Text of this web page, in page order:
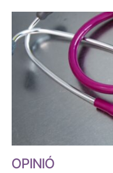
OPINIÓ